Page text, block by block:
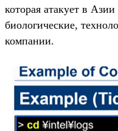
которая атакует в
биологические,
компании.